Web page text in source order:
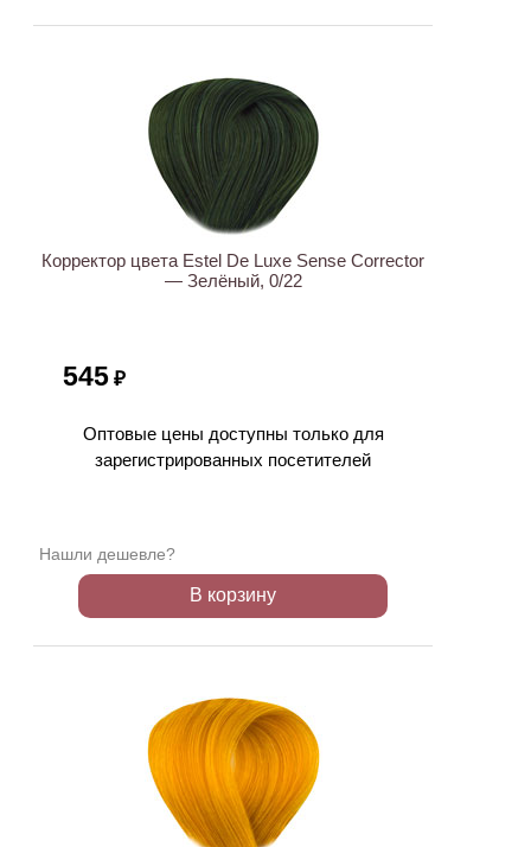
Корректор цвета Estel De Luxe Sense Corrector
— Зелёный, 0/22
545 ₽
Оптовые цены доступны только для
зарегистрированных посетителей
Нашли дешевле?
В корзину